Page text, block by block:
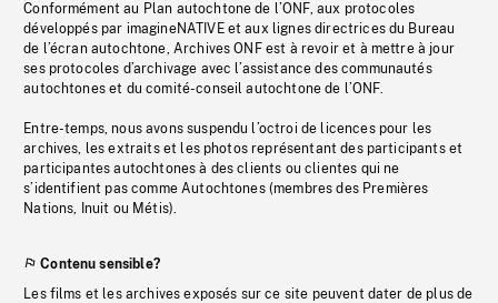
Conformément au Plan autochtone de l’ONF, aux protocoles
développés par imagineNATIVE et aux lignes directrices du Bureau
de l’écran autochtone, Archives ONF est à revoir et à mettre à jour
ses protocoles d’archivage avec l’assistance des communautés
autochtones et du comité-conseil autochtone de l’ONF.
Entre-temps, nous avons suspendu l’octroi de licences pour les
archives, les extraits et les photos représentant des participants et
participantes autochtones à des clients ou clientes qui ne
s’identifient pas comme Autochtones (membres des Premières
Nations, Inuit ou Métis).
Contenu sensible?
Les films et les archives exposés sur ce site peuvent dater de plus de